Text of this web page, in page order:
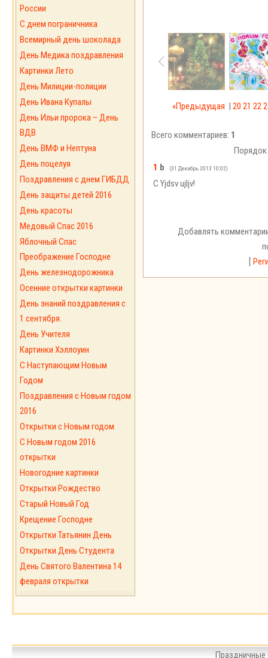
России
С днем пограничника
Всемирный день шоколада
День Медика поздравления
Картинки Лето
День Милиции-полиции
День Ивана Купалы
День Ильи пророка – День
ВДВ
День ВМФ и Нептуна
День поцелуя
Поздравления с днем ГИБДД
День защиты детей 2016
День красоты
Медовый Спас 2016
Яблочный Спас
Преображение Господне
День железнодорожника
Осенние открытки картинки
День знаний поздравления с
1 сентября.
День Учителя
Картинки Хэллоуин
С Наступающим Новым
Годом
Поздравления с Новым годом
2016
Открытки с Новым годом
C Новым годом 2016
открытки
Новогодние картинки
Открытки Рождество
Старый Новый Год
Крещение Господне
Открытки Татьянин День
Открытки День Студента
День Святого Валентина 14
февраля открытки
«Предыдущая 20 21 22
Всего комментариев: 1
Порядок
1 b (31 Декабрь 2013 10:02)
C Yjdsv ujljv!
Добавлять